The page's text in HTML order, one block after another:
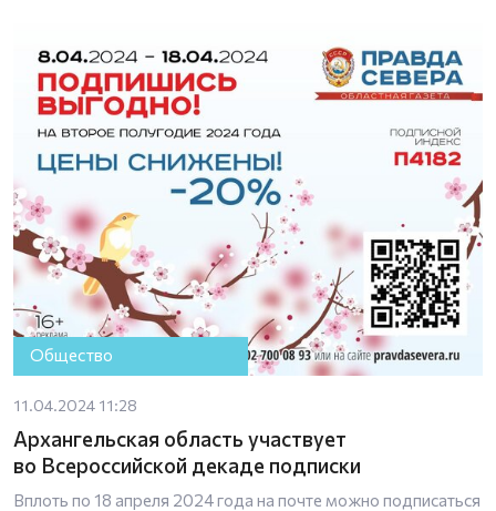
Общество
11.04.2024 11:28
Архангельская область участвует
во Всероссийской декаде подписки
Вплоть по 18 апреля 2024 года на почте можно подписаться